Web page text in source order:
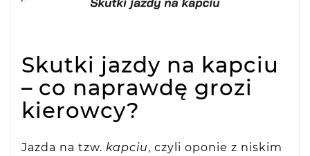
Skutki jazdy na kapciu
– co naprawdę grozi
kierowcy?
Jazda na tzw. kapciu, czyli oponie z niskim